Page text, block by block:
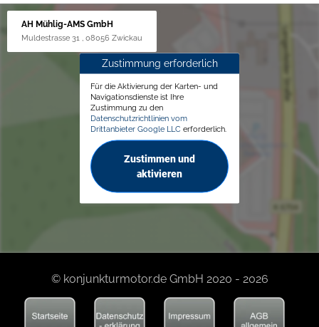
AH Mühlig-AMS GmbH
Muldestrasse 31 , 08056 Zwickau
Zustimmung erforderlich
Für die Aktivierung der Karten- und
Navigationsdienste ist Ihre
Zustimmung zu den
Datenschutzrichtlinien vom
Drittanbieter Google LLC erforderlich.
Zustimmen und
aktivieren
© konjunkturmotor.de GmbH 2020 - 2026